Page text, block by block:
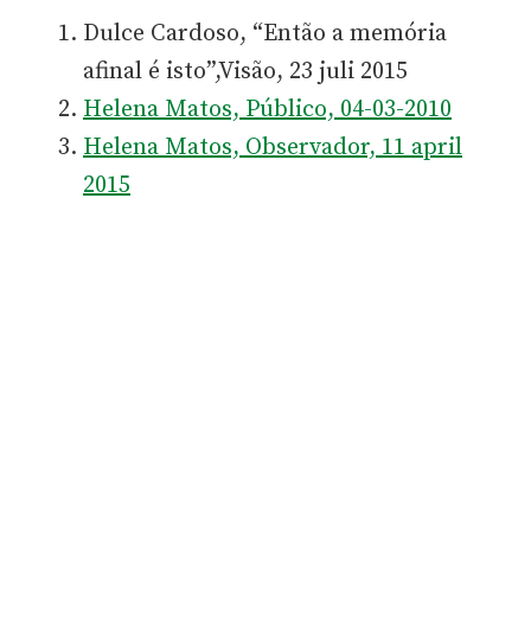
Dulce Cardoso, “Então a memória
afinal é isto”,Visão, 23 juli 2015
Helena Matos, Público, 04-03-2010
Helena Matos, Observador, 11 april
2015